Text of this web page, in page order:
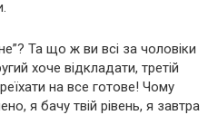
Та що ж ви всі за чоловіки
хоче відкладати, третій
на все готове! Чому
я бачу твій рівень, я завтра